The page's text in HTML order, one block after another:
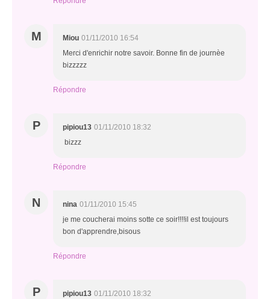
M Miou 01/11/2010 16:54
Merci d'enrichir notre savoir. Bonne fin de journèe
bizzzzz
Répondre
P pipiou13 01/11/2010 18:32
bizzz
Répondre
N nina 01/11/2010 15:45
je me coucherai moins sotte ce soir!!!!il est toujours
bon d'apprendre,bisous
Répondre
P pipiou13 01/11/2010 18:32